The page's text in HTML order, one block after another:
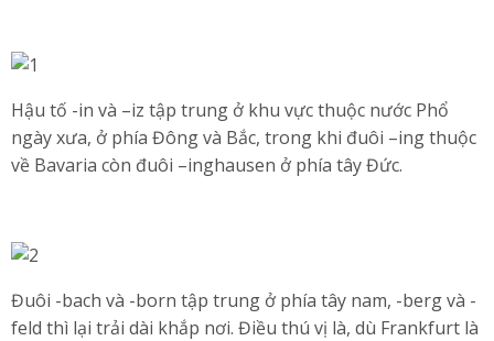
Hậu tố -in và –iz tập trung ở khu vực thuộc nước Phổ
ngày xưa, ở phía Đông và Bắc, trong khi đuôi –ing thuộc
về Bavaria còn đuôi –inghausen ở phía tây Đức.
Đuôi -bach và -born tập trung ở phía tây nam, -berg và -
feld thì lại trải dài khắp nơi. Điều thú vị là, dù Frankfurt là